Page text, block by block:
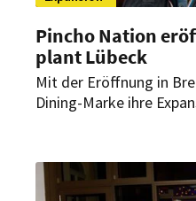
Pincho Nation
plant Lübeck
Mit der Eröffnung in
Dining-Marke ihre
und Rostock.